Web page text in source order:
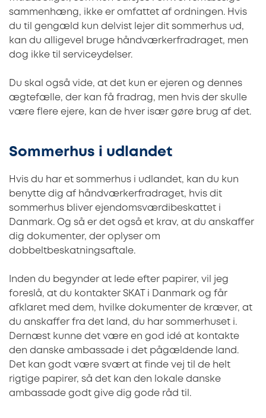
sammenhæng, ikke er omfattet af ordningen. Hvis
du til gengæld kun delvist lejer dit sommerhus ud,
kan du alligevel bruge håndværkerfradraget, men
dog ikke til serviceydelser.
Du skal også vide, at det kun er ejeren og dennes
ægtefælle, der kan få fradrag, men hvis der skulle
være flere ejere, kan de hver især gøre brug af det.
Sommerhus i udlandet
Hvis du har et sommerhus i udlandet, kan du kun
benytte dig af håndværkerfradraget, hvis dit
sommerhus bliver ejendomsværdibeskattet i
Danmark. Og så er det også et krav, at du anskaffer
dig dokumenter, der oplyser om
dobbeltbeskatningsaftale.
Inden du begynder at lede efter papirer, vil jeg
foreslå, at du kontakter SKAT i Danmark og får
afklaret med dem, hvilke dokumenter de kræver, at
du anskaffer fra det land, du har sommerhuset i.
Dernæst kunne det være en god idé at kontakte
den danske ambassade i det pågældende land.
Det kan godt være svært at finde vej til de helt
rigtige papirer, så det kan den lokale danske
ambassade godt give dig gode råd til.